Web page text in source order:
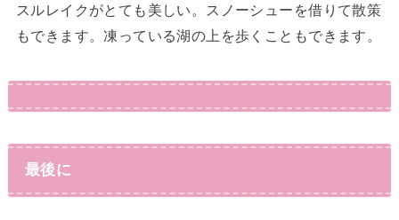
スルレイクがとても美しい。スノーシューを借りて散策
もできます。凍っている湖の上を歩くこともできます。
最後に